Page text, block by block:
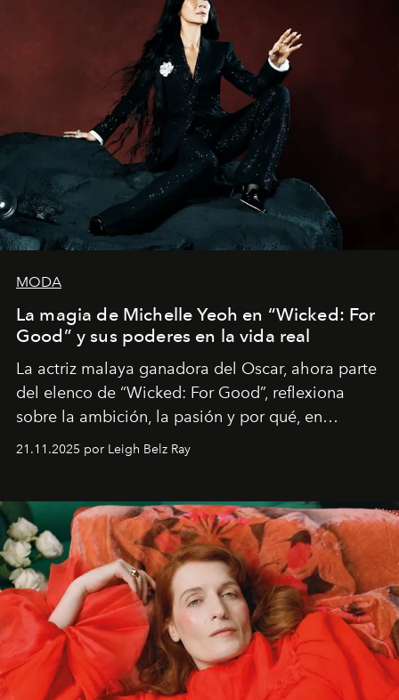
MODA
La magia de Michelle Yeoh en “Wicked: For
Good” y sus poderes en la vida real
La actriz malaya ganadora del Oscar, ahora parte
del elenco de “Wicked: For Good”, reflexiona
sobre la ambición, la pasión y por qué, en
ocasiones, la introspección puede esperar. “Es
importa si no lo entienden’”, confiesa.
21.11.2025 por Leigh Belz Ray